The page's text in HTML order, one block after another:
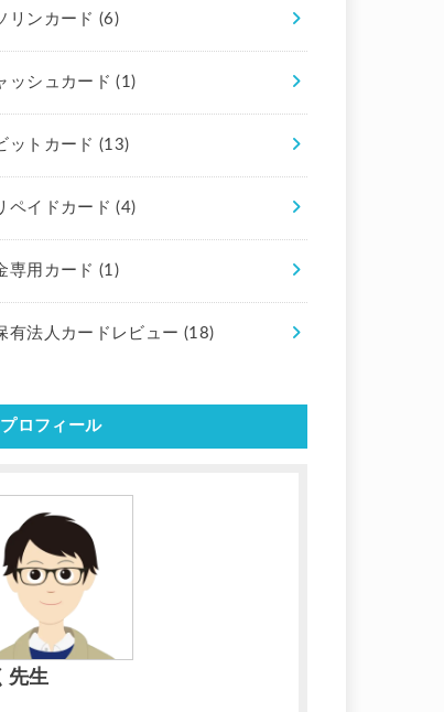
リンカード (6)
ッシュカード(1)
ットカード (13)
ペイドカード(4)
専用カード (1)
有法人カードレビュー (18)
ロフィール
先生